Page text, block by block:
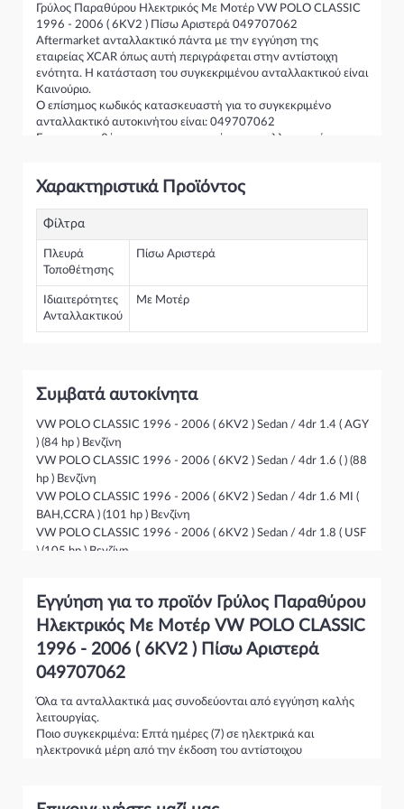
Γρύλος Παραθύρου Ηλεκτρικός Με Μοτέρ VW POLO CLASSIC
1996 - 2006 ( 6KV2 ) Πίσω Αριστερά 049707062
Aftermarket ανταλλακτικό πάντα με την εγγύηση της
εταιρείας XCAR όπως αυτή περιγράφεται στην αντίστοιχη
ενότητα. Η κατάσταση του συγκεκριμένου ανταλλακτικού είναι
Καινούριο.
Ο επίσημος κωδικός κατασκευαστή για το συγκεκριμένο
ανταλλακτικό αυτοκινήτου είναι: 049707062
Για την τοποθέτηση του συγκεκριμένου ανταλλακτικού
ανταλλακτικό ταιριάζει στο αυτοκίνητό σας μην διστάσετε να
καθώς διαθέτουμε πλούσια γκάμα από Γρύλος Παραθύρου
& Αμορτισέρ Ανύψωσης
Χαρακτηριστικά Προϊόντος
Φίλτρα
Πλευρά
Τοποθέτησης
Πίσω Αριστερά
Ιδιαιτερότητες
Ανταλλακτικού
Με Μοτέρ
Συμβατά αυτοκίνητα
VW POLO CLASSIC 1996 - 2006 ( 6KV2 ) Sedan / 4dr 1.4 ( AGY
) (84 hp ) Βενζίνη
VW POLO CLASSIC 1996 - 2006 ( 6KV2 ) Sedan / 4dr 1.6 ( ) (88
hp ) Βενζίνη
VW POLO CLASSIC 1996 - 2006 ( 6KV2 ) Sedan / 4dr 1.6 MI (
BAH,CCRA ) (101 hp ) Βενζίνη
VW POLO CLASSIC 1996 - 2006 ( 6KV2 ) Sedan / 4dr 1.8 ( USF
) (105 hp ) Βενζίνη
VW POLO CLASSIC 1996 - 2006 ( 6KV2 ) Sedan / 4dr 1.8 MI ( )
(99 hp ) Βενζίνη
VW POLO CLASSIC 1996 - 2006 ( 6KV2 ) Sedan / 4dr 1.8 MI ( )
(102 hp ) Βενζίνη
VW POLO CLASSIC 1996 - 2006 ( 6KV2 ) Sedan / 4dr 1.9 SDI (
AEY ) (65 hp ) Πετρέλαιο
VW POLO CLASSIC 1996 - 2006 ( 6KV2 ) Sedan / 4dr 1.9 TDI (
AHU ) (91 hp ) Πετρέλαιο
VW POLO CLASSIC 1996 - 2006 ( 6KV2 ) Sedan / 4dr 100 1.6 (
TDI ( AFN,ASV ) (110 hp ) Πετρέλαιο
Εγγύηση για το προϊόν Γρύλος Παραθύρου
Ηλεκτρικός Με Μοτέρ VW POLO CLASSIC
1996 - 2006 ( 6KV2 ) Πίσω Αριστερά
049707062
Όλα τα ανταλλακτικά μας συνοδεύονται από εγγύηση καλής
λειτουργίας.
Ποιο συγκεκριμένα: Επτά ημέρες (7) σε ηλεκτρικά και
ηλεκτρονικά μέρη από την έκδοση του αντίστοιχου
αντίστοιχου παραστατικού.